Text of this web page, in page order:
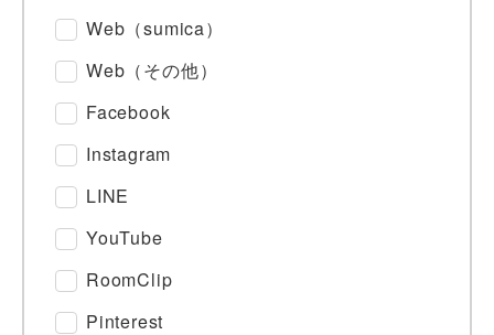
Web（sumica）
Web（その他）
Facebook
Instagram
LINE
YouTube
RoomClip
Pinterest